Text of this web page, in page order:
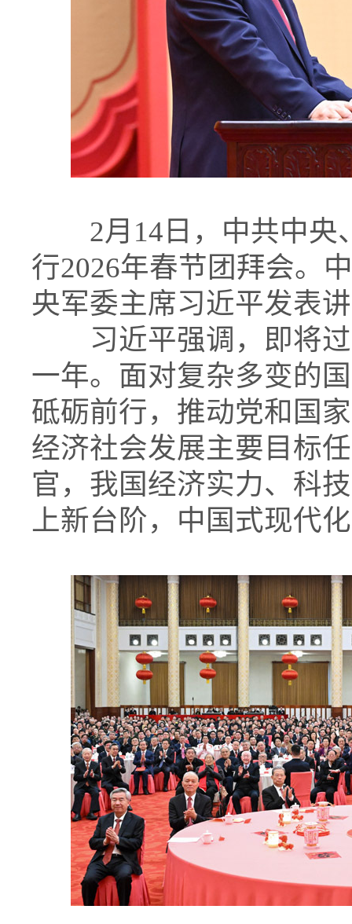
2月14日，中共中央
行2026年春节团拜会。
央军委主席习近平发表
习近平强调，即将过
一年。面对复杂多变的
砥砺前行，推动党和国
经济社会发展主要目标
官，我国经济实力、科
上新台阶，中国式现代